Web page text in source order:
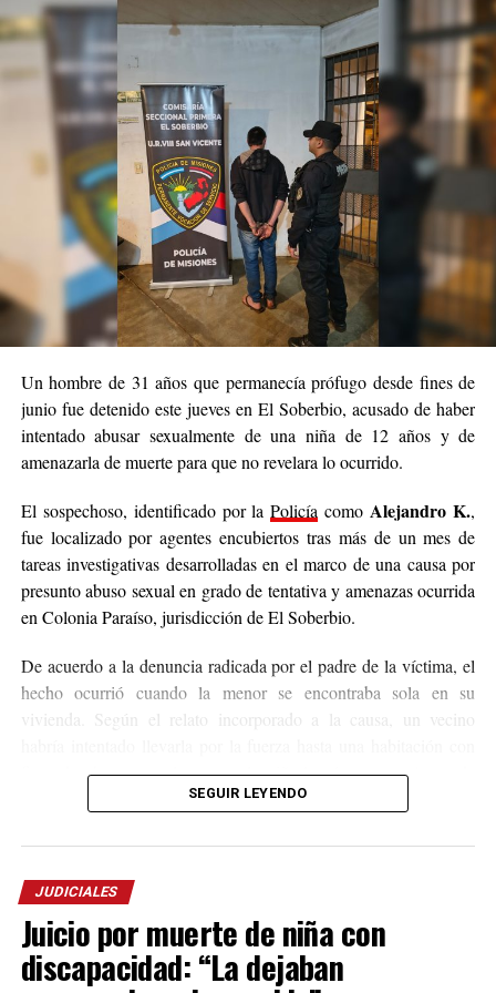
Con esos elementos, durante la madrugada de este viernes se
realizó un allanamiento ordenado por la Justicia en un inmueble
ubicado sobre calle Paraguay, vinculado a la investigación.
Durante el procedimiento fue demoradoIván Junior R.(25),
quien quedó alojado en la Comisaría Sexta mientras los
investigadores intentan establecer su grado de participación en el
En tanto, el principal sospechoso no fue localizado y los USD
1.900 denunciados como sustraídos tampoco fueron
recuperados.La Policía continúa con las tareas investigativas
para dar con el acusadoy esclarecer completamente el caso.
Un hombre de 31 años que permanecía prófugo desde fines de
junio fue detenido este jueves en El Soberbio, acusado de haber
intentado abusar sexualmente de una niña de 12 años y de
amenazarla de muerte para que no revelara lo ocurrido.
El sospechoso, identificado por laPolicía como Alejandro K.,
fue localizado por agentes encubiertos tras más de un mes de
tareas investigativas desarrolladas en el marco de una causa por
presunto abuso sexual en grado de tentativa y amenazas ocurrida
en Colonia Paraíso, jurisdicción de El Soberbio.
De acuerdo a la denuncia radicada por el padre de la víctima, el
hecho ocurrió cuando la menor se encontraba sola en su
vivienda. Según el relato incorporado a la causa, un vecino
fines de abuso sexual, aunque la niña logró escapar. Antes de
huir, el acusado presuntamente laamenazó de muerte
San Vicente ordenó la inmediata detención del sospechoso,
quien escapó y permaneció oculto durante más de un mes.
La captura se concretó este jueves como resultado de un
SEGUIR LEYENDO
JUDICIALES
Juicio por muerte de niña con
discapacidad: “La dejaban